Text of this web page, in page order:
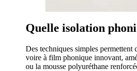
Quelle isolation
Des techniques simples permettent
voire à film phonique innovant,
ou la mousse polyuréthane